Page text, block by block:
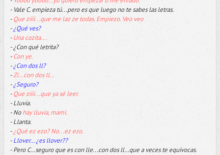
- Vale C. empieza tú...pero es que luego no te sabes las letras.
-Que ziiii...que me laz ze todas. Empiezo. Veo veo
-¿Qué ves?
-Una cozita….
- ¿Con qué letrita?
-Con ye.
-¿Con dos ll?
-Zi...con dos ll…
-¿Seguro?
-Que ziiii...que ya sé leer.
- Lluvia.
- Nohay lluvia, mami.
- Llanta.
-¿Qué ez ezo? No...ez ezo.
-Llover… ¿es llover??
- Pero C…seguro que es con lle...con dos ll…que a veces te equivocas.